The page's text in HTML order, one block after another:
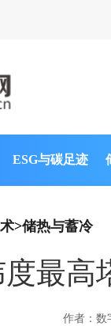
ESG与碳足迹
>储热与蓄冷
最高
作者：数